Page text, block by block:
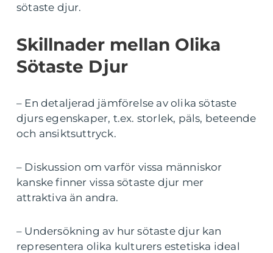
sötaste djur.
Skillnader mellan Olika
Sötaste Djur
– En detaljerad jämförelse av olika sötaste
djurs egenskaper, t.ex. storlek, päls, beteende
och ansiktsuttryck.
– Diskussion om varför vissa människor
kanske finner vissa sötaste djur mer
attraktiva än andra.
– Undersökning av hur sötaste djur kan
representera olika kulturers estetiska ideal